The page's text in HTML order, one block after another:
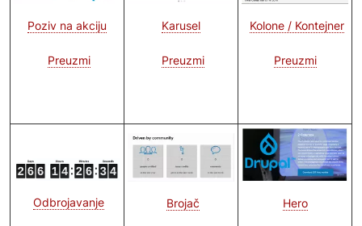
Poziv na akciju
Preuzmi
Karusel
Preuzmi
Kolone / Kontejner
Preuzmi
Image
Odbrojavanje
Image
Brojač
Image
Hero